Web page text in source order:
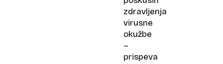
zdravljenja
virusne
okužbe
–
prispeva